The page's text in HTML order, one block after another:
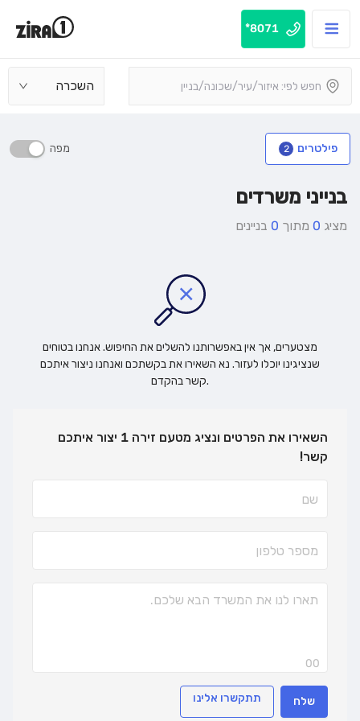
8071*
השכרה
פילטרים 2 מפה
בנייני משרדים
מציג 0 מתוך 0 בניינים
מצטערים, אך אין באפשרותנו להשלים את החיפוש. אנחנו בטוחים
שנציגינו יוכלו לעזור. נא השאירו את בקשתכם ואנחנו ניצור איתכם
קשר בהקדם.
השאירו את הפרטים ונציג מטעם זירה 1 יצור איתכם
קשר!
00
שלח תתקשרו אלינו